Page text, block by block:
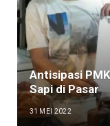
Antisipasi
Sapi di Pasar
31 MEI 2022